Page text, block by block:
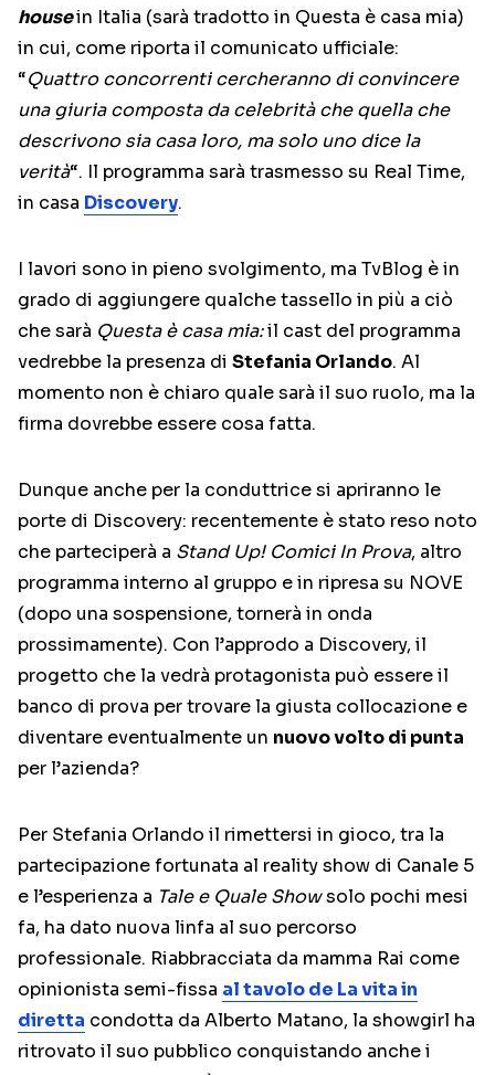
housein Italia (sarà tradotto in Questa è casa mia)
in cui, come riporta il comunicato ufficiale:
“Quattro concorrenti cercheranno di convincere
una giuria composta da celebrità che quella che
descrivono sia casa loro, ma solo uno dice la
verità“. Il programma sarà trasmesso su Real Time,
in casa Discovery.
I lavori sono in pieno svolgimento, ma TvBlog è in
grado di aggiungere qualche tassello in più a ciò
che sarà Questa è casa mia:il cast del programma
vedrebbe la presenza di Stefania Orlando. Al
momento non è chiaro quale sarà il suo ruolo, ma la
firma dovrebbe essere cosa fatta.
Dunque anche per la conduttrice si apriranno le
porte di Discovery: recentemente è stato reso noto
che parteciperà a Stand Up! Comici In Prova, altro
programma interno al gruppo e in ripresa su NOVE
(dopo una sospensione, tornerà in onda
prossimamente). Con l’approdo a Discovery, il
progetto che la vedrà protagonista può essere il
banco di prova per trovare la giusta collocazione e
diventare eventualmente un nuovo volto di punta
per l’azienda?
Per Stefania Orlando il rimettersi in gioco, tra la
partecipazione fortunata al reality show di Canale 5
e l’esperienza a Tale e Quale Showsolo pochi mesi
fa, ha dato nuova linfa al suo percorso
professionale. Riabbracciata da mamma Rai come
opinionista semi-fissa al tavolo de La vita in
diretta condotta da Alberto Matano, la showgirl ha
ritrovato il suo pubblico conquistando anche i